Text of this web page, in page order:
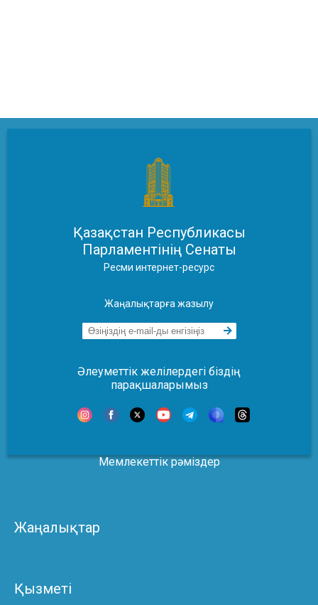
Қазақстан Республикасы
Парламентінің Сенаты
Ресми интернет-ресурс
Жаңалықтарға жазылу
Әлеуметтік желілердегі біздің
парақшаларымыз
Мемлекеттік рәміздер
Жаңалықтар
Қызметі